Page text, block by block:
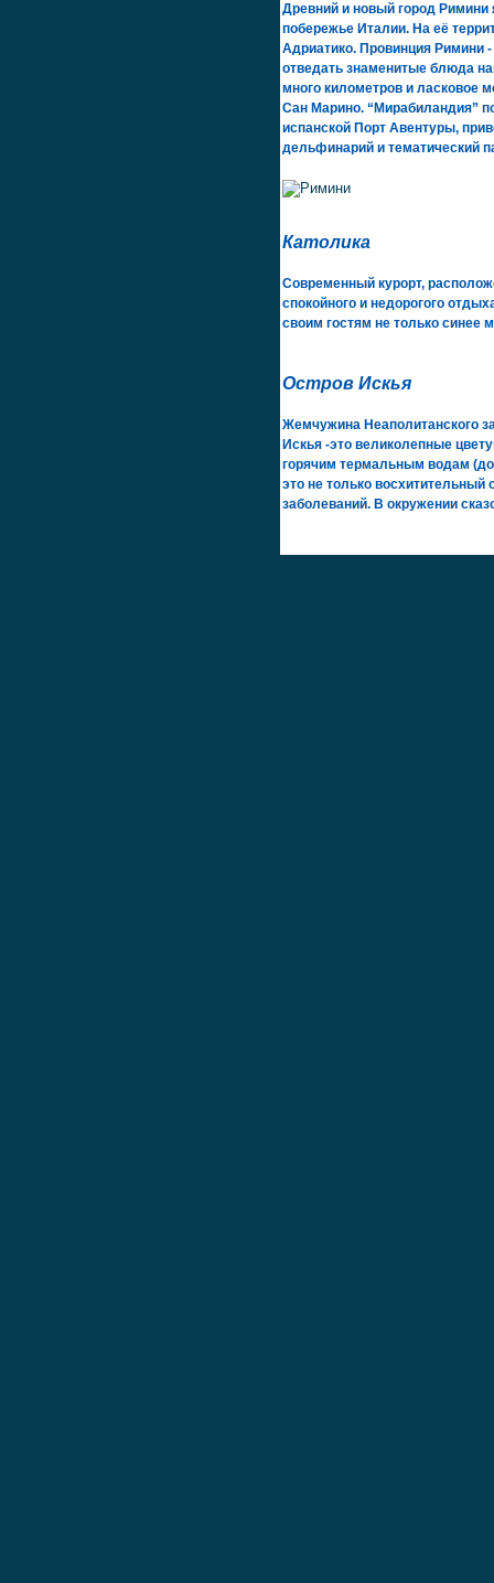
Древний и новый город Римини
побережье Италии. На её
Адриатико. Провинция Римини
отведать знаменитые блюда
много километров и ласковое
Сан Марино. “Мирабиландия”
испанской Порт Авентуры,
дельфинарий и тематический
Католика
Современный курорт,
спокойного и недорогого
своим гостям не только синее
Остров Искья
Жемчужина Неаполитанского
Искья -это великолепные
горячим термальным водам
это не только восхитительный
заболеваний. В окружении